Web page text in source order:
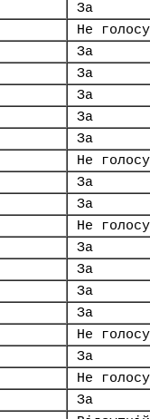
За
Не
За
За
За
За
За
Не
За
За
Не
За
За
За
За
Не
За
Не
За